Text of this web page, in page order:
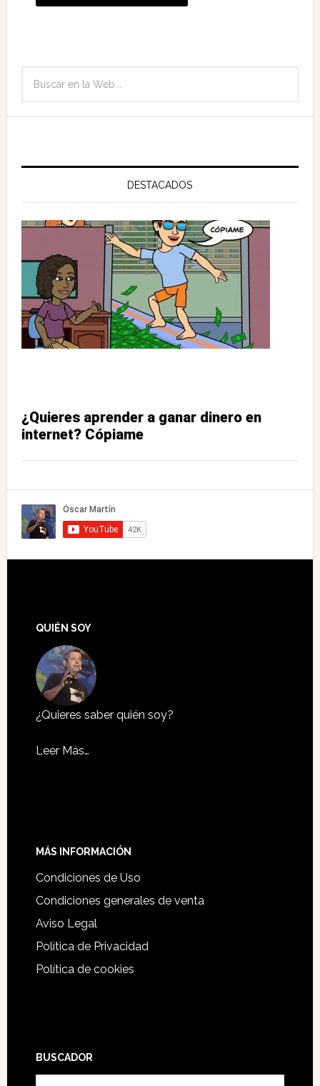
DESTACADOS
¿Quieres aprender a ganar dinero en
internet? Cópiame
QUIÉN SOY
¿Quieres saber quién soy?
Leer Más…
MÁS INFORMACIÓN
Condiciones de Uso
Condiciones generales de venta
Aviso Legal
Política de Privacidad
Política de cookies
BUSCADOR